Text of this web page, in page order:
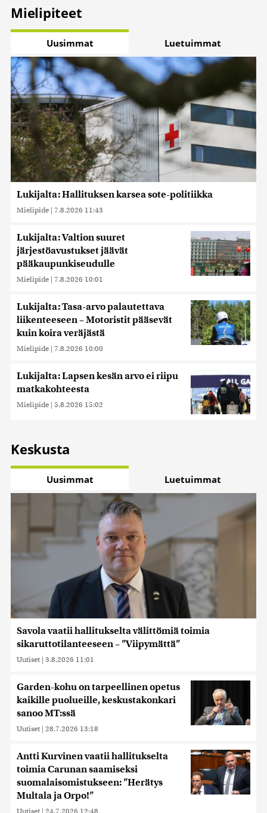
Mielipiteet
Uusimmat Luetuimmat
Lukijalta: Hallituksen karsea sote-politiikka
Mielipide | 7.8.2026 11:43
Lukijalta: Valtion suuret
järjestöavustukset jäävät
pääkaupunkiseudulle
Mielipide | 7.8.2026 10:01
Lukijalta: Tasa-arvo palautettava
liikenteeseen – Motoristit pääsevät
kuin koira veräjästä
Mielipide | 7.8.2026 10:00
Lukijalta: Lapsen kesän arvo ei riipu
matkakohteesta
Mielipide | 5.8.2026 15:02
Keskusta
Uusimmat Luetuimmat
Savola vaatii hallitukselta välittömiä toimia
sikaruttotilanteeseen – ”Viipymättä”
Uutiset | 3.8.2026 11:01
Garden-kohu on tarpeellinen opetus
kaikille puolueille, keskustakonkari
sanoo MT:ssä
Uutiset | 28.7.2026 13:18
Antti Kurvinen vaatii hallitukselta
toimia Carunan saamiseksi
suomalaisomistukseen: ”Herätys
Multala ja Orpo!”
Uutiset | 24.7.2026 12:48